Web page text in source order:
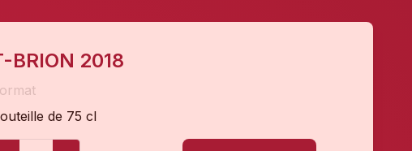
BRION 2018
de 75 cl